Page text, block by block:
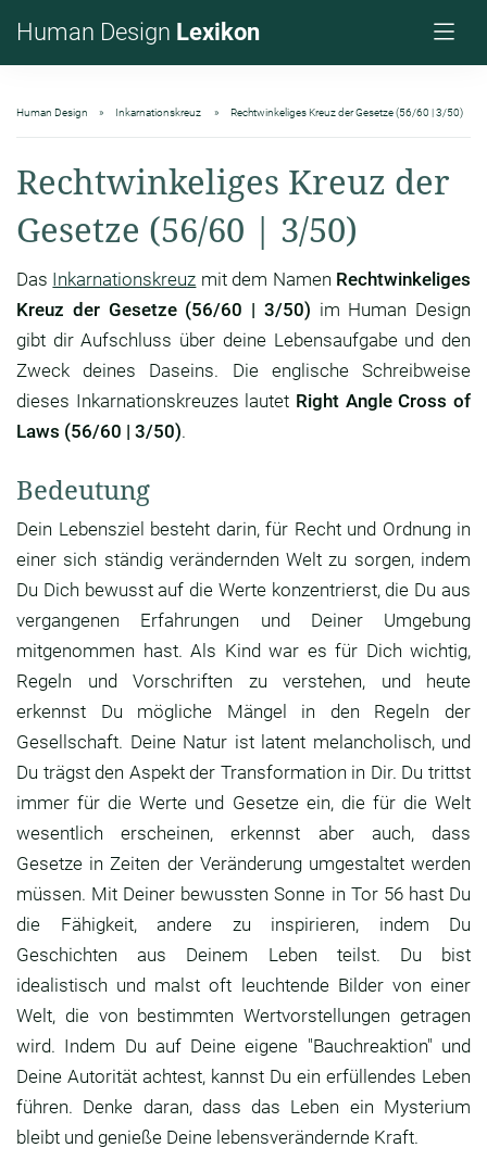
Human Design Lexikon
Human Design Inkarnationskreuz Rechtwinkeliges Kreuz der Gesetze (56/60 | 3/50)
Rechtwinkeliges Kreuz der
Gesetze (56/60 | 3/50)
Das Inkarnationskreuz mit dem Namen Rechtwinkeliges
Kreuz der Gesetze (56/60 | 3/50) im Human Design
gibt dir Aufschluss über deine Lebensaufgabe und den
Zweck deines Daseins. Die englische Schreibweise
dieses Inkarnationskreuzes lautet Right Angle Cross of
Laws (56/60 | 3/50).
Bedeutung
Dein Lebensziel besteht darin, für Recht und Ordnung in
einer sich ständig verändernden Welt zu sorgen, indem
Du Dich bewusst auf die Werte konzentrierst, die Du aus
vergangenen Erfahrungen und Deiner Umgebung
mitgenommen hast. Als Kind war es für Dich wichtig,
Regeln und Vorschriften zu verstehen, und heute
erkennst Du mögliche Mängel in den Regeln der
Gesellschaft. Deine Natur ist latent melancholisch, und
Du trägst den Aspekt der Transformation in Dir. Du trittst
immer für die Werte und Gesetze ein, die für die Welt
wesentlich erscheinen, erkennst aber auch, dass
Gesetze in Zeiten der Veränderung umgestaltet werden
müssen. Mit Deiner bewussten Sonne in Tor 56 hast Du
die Fähigkeit, andere zu inspirieren, indem Du
Geschichten aus Deinem Leben teilst. Du bist
idealistisch und malst oft leuchtende Bilder von einer
Welt, die von bestimmten Wertvorstellungen getragen
wird. Indem Du auf Deine eigene "Bauchreaktion" und
Deine Autorität achtest, kannst Du ein erfüllendes Leben
führen. Denke daran, dass das Leben ein Mysterium
bleibt und genieße Deine lebensverändernde Kraft.